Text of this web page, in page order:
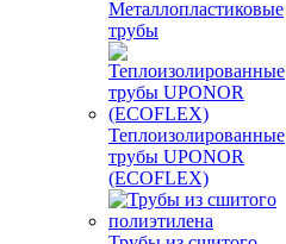
Металлопластиковые
трубы
Теплоизолированные
трубы UPONOR
(ECOFLEX)